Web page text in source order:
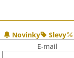
Novinky Slevy
E-mail